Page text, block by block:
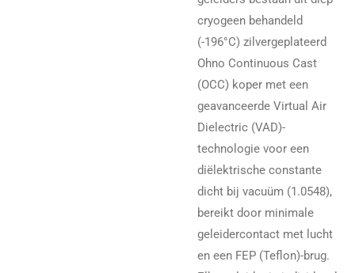
cryogeen behandeld
(-196°C) zilvergeplateerd
Ohno Continuous Cast
(OCC) koper met een
geavanceerde Virtual Air
Dielectric (VAD)-
technologie voor een
diëlektrische constante
dicht bij vacuüm (1.0548),
bereikt door minimale
geleidercontact met lucht
en een FEP (Teflon)-brug.